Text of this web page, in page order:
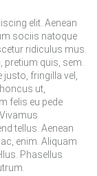
elit. Aenean
sociis natoque
ridiculus mus.
pretium quis, sem.
fringilla vel,
ut,
felis eu pede
tellus. Aenean
enim. Aliquam
Phasellus